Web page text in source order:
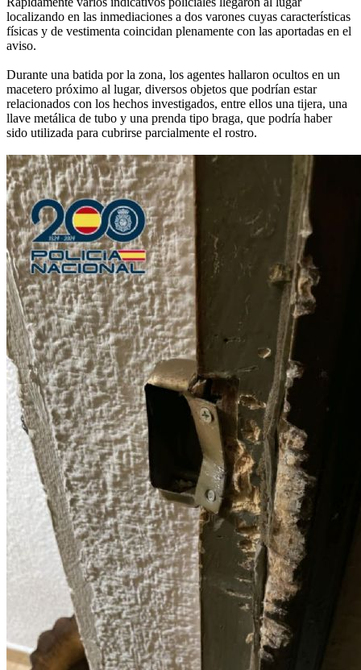
localizando en las inmediaciones a dos varones cuyas características
físicas y de vestimenta coincidan plenamente con las aportadas en el
aviso.
Durante una batida por la zona, los agentes hallaron ocultos en un
macetero próximo al lugar, diversos objetos que podrían estar
relacionados con los hechos investigados, entre ellos una tijera, una
llave metálica de tubo y una prenda tipo braga, que podría haber
sido utilizada para cubrirse parcialmente el rostro.